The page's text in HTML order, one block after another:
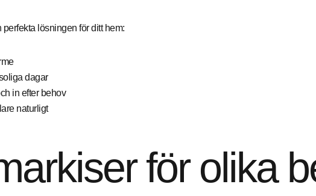
lösningen för ditt hem:
dagar
in efter behov
naturligt
för olika